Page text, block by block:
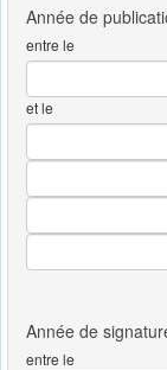
entre le
et le
entre le